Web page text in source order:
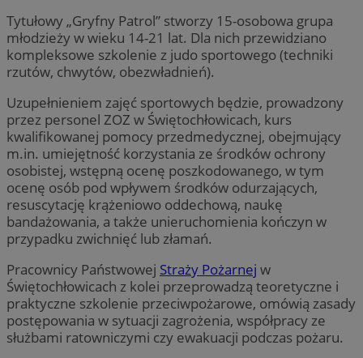
Tytułowy „Gryfny Patrol” stworzy 15-osobowa grupa
młodzieży w wieku 14-21 lat. Dla nich przewidziano
kompleksowe szkolenie z judo sportowego (techniki
rzutów, chwytów, obezwładnień).
Uzupełnieniem zajęć sportowych będzie, prowadzony
przez personel ZOZ w Świętochłowicach, kurs
kwalifikowanej pomocy przedmedycznej, obejmujący
m.in. umiejętność korzystania ze środków ochrony
osobistej, wstępną ocenę poszkodowanego, w tym
ocenę osób pod wpływem środków odurzających,
resuscytację krążeniowo oddechową, naukę
bandażowania, a także unieruchomienia kończyn w
przypadku zwichnięć lub złamań.
Pracownicy Państwowej Straży Pożarnej w
Świętochłowicach z kolei przeprowadzą teoretyczne i
praktyczne szkolenie przeciwpożarowe, omówią zasady
postępowania w sytuacji zagrożenia, współpracy ze
służbami ratowniczymi czy ewakuacji podczas pożaru.